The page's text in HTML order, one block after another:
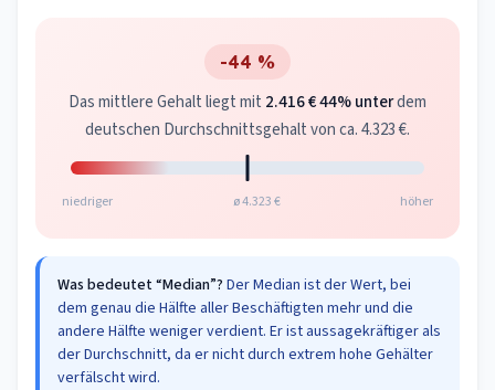
-44 %
Das mittlere Gehalt liegt mit 2.416 €44% unterdem
deutschen Durchschnittsgehalt von ca. 4.323 €.
niedriger ø 4.323 € höher
Was bedeutet “Median”? Der Median ist der Wert, bei
dem genau die Hälfte aller Beschäftigten mehr und die
andere Hälfte weniger verdient. Er ist aussagekräftiger als
der Durchschnitt, da er nicht durch extrem hohe Gehälter
verfälscht wird.